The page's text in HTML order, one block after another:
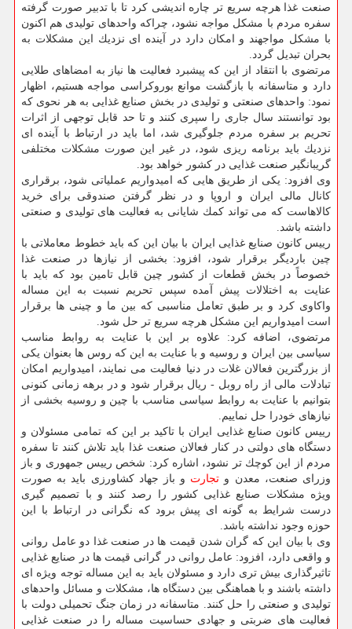
صنعت غذا هرچه سریع تر چاره اندیشی كرد تا با تدبیر صورت گرفته
سفره مردم با مشكل مواجه نشود، چراكه واحدهای تولیدی هم اكنون
با مشكل مواجهند و امكان دارد در آینده ای نزدیك این مشكلات به
بحران تبدیل گردد.
مرتضوی با انتقاد از این كه پیشبرد فعالیت ها نیاز به امضاهای طلایی
دارد و متاسفانه با بازگشت موانع بوروكراسی مواجه هستیم، اظهار
نمود: واحدهای صنعتی و تولیدی در بخش صنایع غذایی به هر نحوی كه
بود توانستند سال جاری را سپری كنند و تا حد قابل توجهی از اثرات
تحریم بر سفره مردم جلوگیری شد، اما باید در ارتباط با آینده ای
نزدیك باید برنامه ریزی شود، در غیر این صورت مشكلات مختلفی
گریبانگیر صنعت غذایی در كشور خواهد بود.
وی افزود: یكی از طریق هایی كه امیدواریم عملیاتی شود، برقراری
كانال مالی ایران و اروپا و در نظر گرفتن صندوقی برای خرید
كالاهاست كه می تواند كمك شایانی به فعالیت های تولیدی و صنعتی
داشته باشد.
رییس كانون صنایع غذایی ایران با بیان این كه باید خطوط معاملاتی با
چین باردیگر برقرار شود، افزود: بخشی از نیازها در صنعت غذا
خصوصاً در بخش قطعات از كشور چین قابل تامین بود كه باید با
عنایت به اختلالات پیش آمده سپس تحریم نسبت به این مساله
واكاوی كرد و بر طبق تعامل مناسبی كه بین ما و چینی ها برقرار
است امیدواریم این مشكل هرچه سریع تر حل شود.
مرتضوی، اضافه كرد: علاوه بر این با عنایت به روابط مناسب
سیاسی بین ایران و روسیه و با عنایت به این كه روس ها بعنوان یكی
از بزرگترین فعالان غلات در دنیا فعالیت می نمایند، امیدواریم امكان
تبادلات مالی از راه روبل - ریال برقرار شود و در برهه زمانی كنونی
بتوانیم با عنایت به روابط سیاسی مناسب با چین و روسیه بخشی از
نیازهای خودرا حل نماییم.
رییس كانون صنایع غذایی ایران با تاكید بر این كه تمامی مسئولان و
دستگاه های دولتی در كنار فعالان صنعت غذا باید تلاش كنند تا سفره
مردم از این كوچك تر نشود، اشاره كرد: شخص رییس جمهوری و باز
وزرای صنعت، معدن و تجارت و باز جهاد كشاورزی باید به صورت
ویژه مشكلات صنایع غذایی كشور را رصد كنند و با تصمیم گیری
درست شرایط به گونه ای پیش برود كه نگرانی در ارتباط با این
حوزه وجود نداشته باشد.
وی با بیان این كه گران شدن قیمت ها در صنعت غذا دو عامل روانی
و واقعی دارد، افزود: عامل روانی در گرانی قیمت ها در صنایع غذایی
تاثیرگذاری بیش تری دارد و مسئولان باید به این مساله توجه ویژه ای
داشته باشند و با هماهنگی بین دستگاه ها، مشكلات و مسائل واحدهای
تولیدی و صنعتی را حل كنند. متاسفانه در زمان جنگ تحمیلی دولت با
فعالیت های ضربتی و جهادی حساسیت مساله را در صنعت غذایی